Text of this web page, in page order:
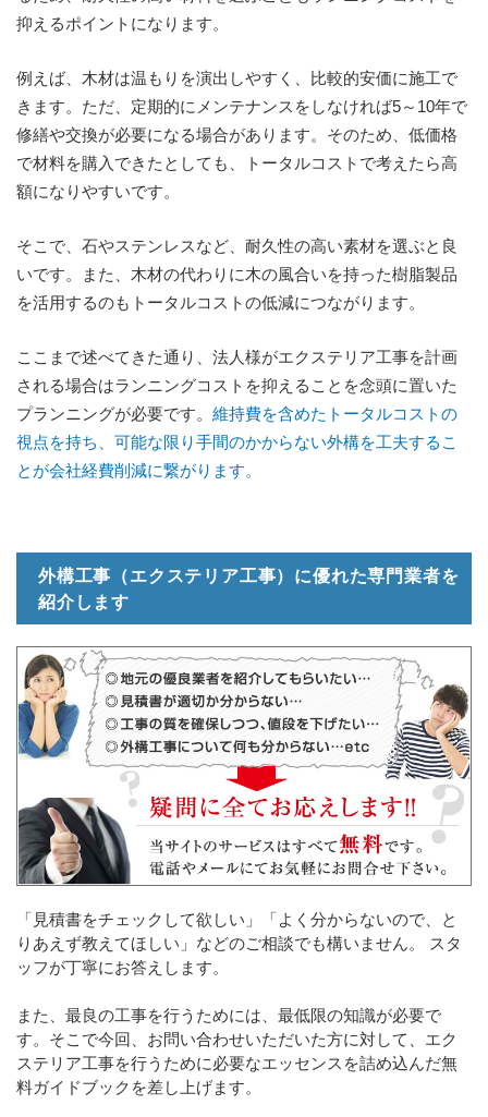
抑えるポイントになります。
例えば、木材は温もりを演出しやすく、比較的安価に施工で
きます。ただ、定期的にメンテナンスをしなければ5～10年で
修繕や交換が必要になる場合があります。そのため、低価格
で材料を購入できたとしても、トータルコストで考えたら高
額になりやすいです。
そこで、石やステンレスなど、耐久性の高い素材を選ぶと良
いです。また、木材の代わりに木の風合いを持った樹脂製品
を活用するのもトータルコストの低減につながります。
ここまで述べてきた通り、法人様がエクステリア工事を計画
される場合はランニングコストを抑えることを念頭に置いた
プランニングが必要です。 維持費を含めたトータルコストの
視点を持ち、可能な限り手間のかからない外構を工夫するこ
とが会社経費削減に繋がります。
外構工事（エクステリア工事）に優れた専門業者を
紹介します
「見積書をチェックして欲しい」「よく分からないので、と
りあえず教えてほしい」などのご相談でも構いません。 スタ
ッフが丁寧にお答えします。
また、最良の工事を行うためには、最低限の知識が必要で
す。そこで今回、お問い合わせいただいた方に対して、エク
ステリア工事を行うために必要なエッセンスを詰め込んだ無
料ガイドブックを差し上げます。